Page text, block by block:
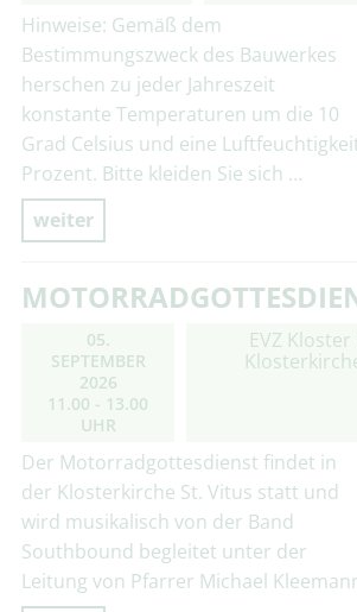
Hinweise: Gemäß dem
Bestimmungszweck des Bauwerkes
herschen zu jeder Jahreszeit
konstante Temperaturen um die 10
Grad Celsius und eine
Prozent. Bitte kleiden Sie sich …
weiter
05.
SEPTEMBER
2026
11.00 - 13.00
UHR
EVZ
Der Motorradgottesdienst findet in
der Klosterkirche St. Vitus statt und
wird musikalisch von der Band
Southbound begleitet unter der
Leitung von Pfarrer Michael